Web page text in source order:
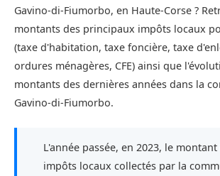
Gavino-di-Fiumorbo, en Haute-Corse ?
montants des principaux impôts locaux
(taxe d'habitation, taxe foncière, taxe
ordures ménagères, CFE) ainsi que
montants des dernières années dans la
Gavino-di-Fiumorbo.
L'année passée, en 2023, le
impôts locaux collectés par la